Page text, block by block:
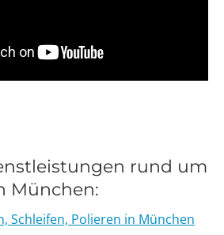
rund um
München:
Schleifen, Polieren in München